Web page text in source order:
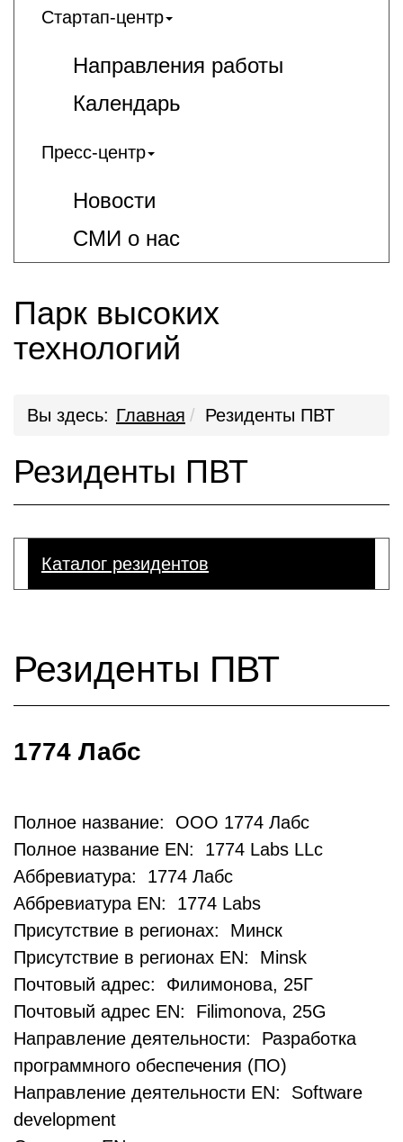
Стартап-центр
Направления работы
Календарь
Пресс-центр
Новости
СМИ о нас
Парк высоких
технологий
Вы здесь: Главная Резиденты ПВТ
Резиденты ПВТ
Каталог резидентов
Резиденты ПВТ
1774 Лабс
Полное название: ООО 1774 Лабс
Полное название EN: 1774 Labs LLc
Аббревиатура: 1774 Лабс
Аббревиатура EN: 1774 Labs
Присутствие в регионах: Минск
Присутствие в регионах EN: Minsk
Почтовый адрес: Филимонова, 25Г
Почтовый адрес EN: Filimonova, 25G
Направление деятельности: Разработка
программного обеспечения (ПО)
Направление деятельности EN: Software
development